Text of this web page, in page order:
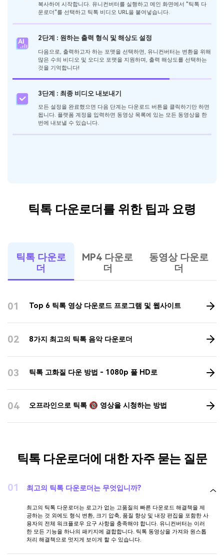
복사하여 시작합니다. 유니컨버터를 실행하고 메인 화면에서 "틱톡 다
운로더"를 선택하고 틱톡 비디오 URL을 붙여넣습니다.
2단계 : 원하는 출력 형식 및 해상도 설정
다음으로, 출력하고자 하는 포맷을 선택하면, 유니컨버터는 변환을 위해
많은 수의 비디오 및 오디오 포맷을 지원하며, 출력 해상도를 선택하는
것을 기억합니다!
3단계 : 최종 비디오 내보내기
모든 설정을 완료했으면 다음 단계는 다운로드 버튼을 클릭하기만 하면
됩니다. 플랫폼 계정을 입력하면 동영상 목록에 있는 모든 동영상을 한
번에 내보낼 수 있습니다.
틱톡 다운로더를 위한 팁과 요령
틱톡 다운로
더
MP4 다운로
더
동영상 다운로
더
01 Top 6 틱톡 영상 다운로드 프로그램 및 웹사이트
02 8가지 최고의 틱톡 음악 다운로더
03 틱톡 고화질 다운 방법 - 1080p 풀 HD로
04 오프라인으로 틱톡 🔞 영상을 시청하는 방법
틱톡 다운로더에 대한 자주 묻는 질문
01 최고의 틱톡 다운로더는 무엇입니까?
최고의 틱톡 다운로더는 로고가 없는 고품질의 빠른 다운로드 해결책을 제
공하는 것 외에도 형식 변환, 크기 압축, 품질 향상 및 내장 편집을 포함한 사
용자의 전체 워크플로우 요구 사항을 충족해야 합니다. 유니컨버터는 이러
한 모든 기능을 하나의 패키지에 결합합니다. 틱톡 동영상을 가져와 원스톱
처리 해결책으로 멋지게 보이게 할 수 있습니다.